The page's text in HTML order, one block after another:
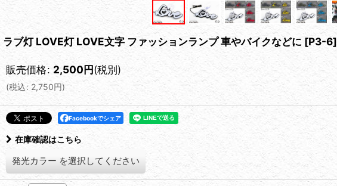
ラブ灯 LOVE灯 LOVE文字 ファッションランプ 車やバイクなどに [P3-6]
販売価格: 2,500円(税別)
(税込: 2,750円)
Facebookでシェア
在庫確認はこちら
発光カラー を選択してください